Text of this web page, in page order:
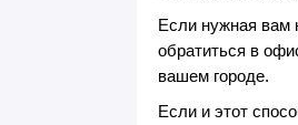
Если нужная вам
обратиться в
вашем городе.
Если и этот